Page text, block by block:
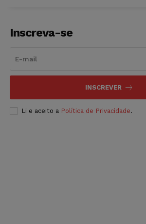
Inscreva-se
INSCREVER
Li e aceito a Política de Privacidade.